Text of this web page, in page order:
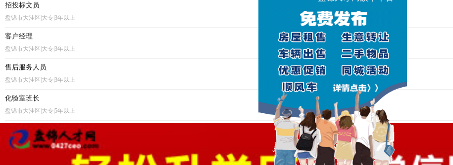
招投标文员
盘锦市大洼区|大专|3年以上
客户经理
盘锦市大洼区|大专|3年以上
售后服务人员
盘锦市大洼区|大专|3年以上
化验室班长
盘锦市大洼区|大专|5年以上